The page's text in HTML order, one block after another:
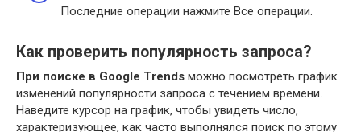
Последние операции нажмите Все операции.
Как проверить популярность запроса?
При поиске в Google Trends можно посмотреть график
изменений популярности запроса с течением времени.
Наведите курсор на график, чтобы увидеть число,
характеризующее, как часто выполнялся поиск по этому